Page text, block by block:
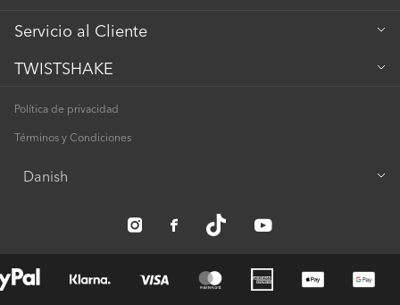
Servicio al Cliente
Servicio al Cliente
TWISTSHAKE
Sobre nosotros
Minoristas
Descubre nuestros productos
Política de privacidad
Términos y Condiciones